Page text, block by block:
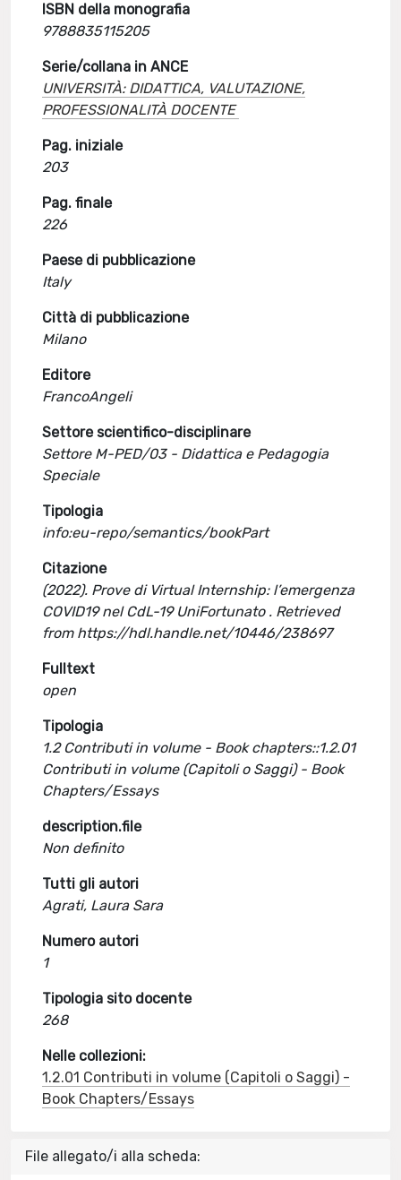
ISBN della monografia
9788835115205
Serie/collana in ANCE
UNIVERSITÀ: DIDATTICA, VALUTAZIONE,
PROFESSIONALITÀ DOCENTE
Pag. iniziale
203
Pag. finale
226
Paese di pubblicazione
Italy
Città di pubblicazione
Milano
Editore
FrancoAngeli
Settore scientifico-disciplinare
Settore M-PED/03 - Didattica e Pedagogia
Speciale
Tipologia
info:eu-repo/semantics/bookPart
Citazione
(2022). Prove di Virtual Internship: l’emergenza
COVID19 nel CdL-19 UniFortunato . Retrieved
from https://hdl.handle.net/10446/238697
Fulltext
open
Tipologia
1.2 Contributi in volume - Book chapters::1.2.01
Contributi in volume (Capitoli o Saggi) - Book
Chapters/Essays
description.file
Non definito
Tutti gli autori
Agrati, Laura Sara
Numero autori
1
Tipologia sito docente
268
Nelle collezioni:
1.2.01 Contributi in volume (Capitoli o Saggi) -
Book Chapters/Essays
File allegato/i alla scheda: